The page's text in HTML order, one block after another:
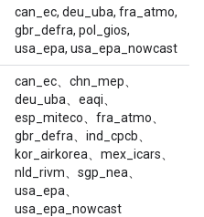
can_ec, deu_uba, fra_atmo,
gbr_defra, pol_gios,
usa_epa, usa_epa_nowcast
can_ec、chn_mep、
deu_uba、eaqi、
esp_miteco、fra_atmo、
gbr_defra、ind_cpcb、
kor_airkorea、mex_icars、
nld_rivm、sgp_nea、
usa_epa、
usa_epa_nowcast